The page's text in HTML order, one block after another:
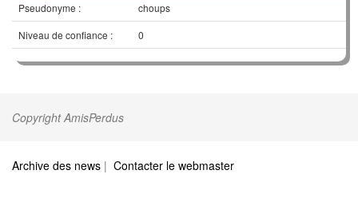
Pseudonyme :
choups
Niveau de confiance :
0
Copyright AmisPerdus
Archive des news | Contacter le webmaster